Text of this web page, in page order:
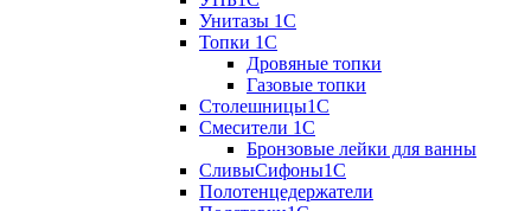
Унитазы 1С
Топки 1С
Дровяные топки
Газовые топки
Столешницы1С
Смесители 1С
Бронзовые лейки для ванны
СливыСифоны1С
Полотенцедержатели